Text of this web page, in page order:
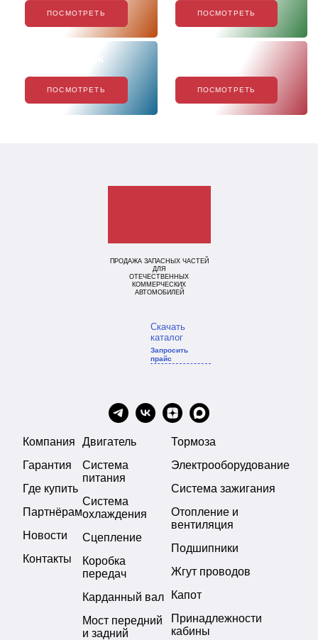
ПОСМОТРЕТЬ ПОСМОТРЕТЬ
ПОСМОТРЕТЬ ПОСМОТРЕТЬ
ПРОДАЖА ЗАПАСНЫХ ЧАСТЕЙ
ДЛЯ
ОТЕЧЕСТВЕННЫХ
КОММЕРЧЕСКИХ
АВТОМОБИЛЕЙ
Скачать
каталог
Запросить
прайс
Компания
Гарантия
Где купить
Партнёрам
Новости
Контакты
Двигатель
Система
питания
Система
охлаждения
Сцепление
Коробка
передач
Карданный вал
Мост передний
и задний
Тормоза
Электрооборудование
Система зажигания
Отопление и
вентиляция
Подшипники
Жгут проводов
Капот
Принадлежности
кабины